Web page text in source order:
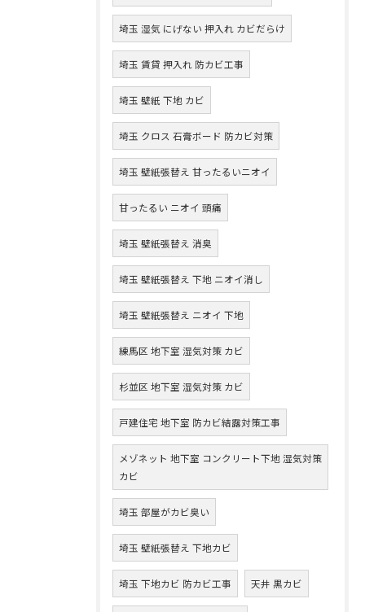
埼玉 湿気 にげない 押入れ カビだらけ
埼玉 賃貸 押入れ 防カビ工事
埼玉 壁紙 下地 カビ
埼玉 クロス 石膏ボード 防カビ対策
埼玉 壁紙張替え 甘ったるいニオイ
甘ったるい ニオイ 頭痛
埼玉 壁紙張替え 消臭
埼玉 壁紙張替え 下地 ニオイ消し
埼玉 壁紙張替え ニオイ 下地
練馬区 地下室 湿気対策 カビ
杉並区 地下室 湿気対策 カビ
戸建住宅 地下室 防カビ結露対策工事
メゾネット 地下室 コンクリート下地 湿気対策
カビ
埼玉 部屋がカビ臭い
埼玉 壁紙張替え 下地カビ
埼玉 下地カビ 防カビ工事 天井 黒カビ